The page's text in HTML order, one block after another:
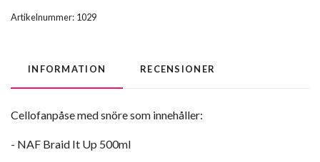
Artikelnummer: 1029
INFORMATION RECENSIONER
Cellofanpåse med snöre som innehåller:
- NAF Braid It Up 500ml